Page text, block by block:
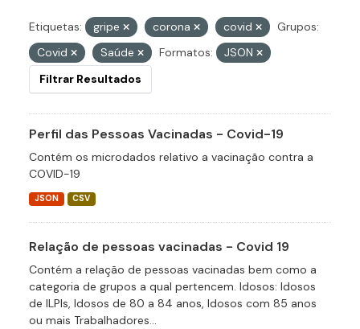
Etiquetas: gripe corona covid
Grupos:
Covid
Saúde Formatos:
JSON
Filtrar Resultados
Perfil das Pessoas Vacinadas - Covid-19
Contém os microdados relativo a vacinação contra a
COVID-19
JSON CSV
Relação de pessoas vacinadas - Covid 19
Contém a relação de pessoas vacinadas bem como a
categoria de grupos a qual pertencem. Idosos: Idosos
de ILPIs, Idosos de 80 a 84 anos, Idosos com 85 anos
ou mais Trabalhadores...